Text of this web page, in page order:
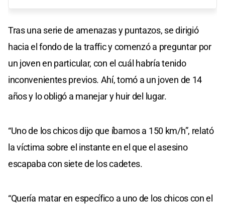
Tras una serie de amenazas y puntazos, se dirigió
hacia el fondo de la traffic y comenzó a preguntar por
un joven en particular, con el cuál habría tenido
inconvenientes previos. Ahí, tomó a un joven de 14
años y lo obligó a manejar y huir del lugar.
“Uno de los chicos dijo que íbamos a 150 km/h”, relató
la víctima sobre el instante en el que el asesino
escapaba con siete de los cadetes.
“Quería matar en específico a uno de los chicos con el